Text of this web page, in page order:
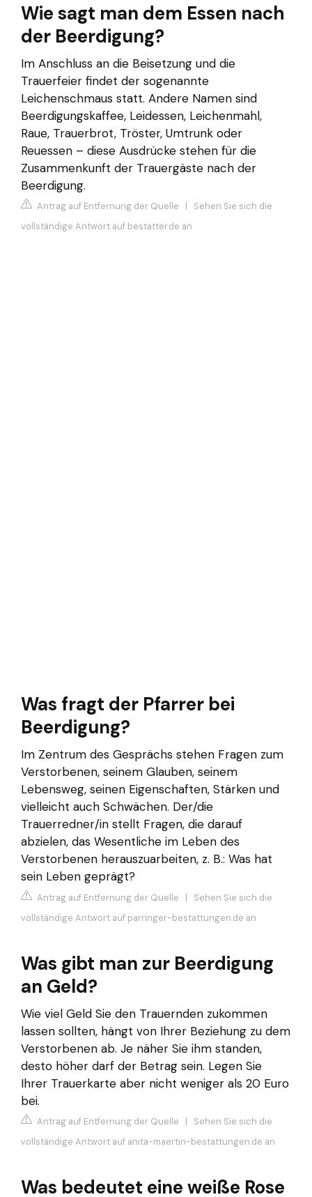
Wie sagt man dem Essen nach
der Beerdigung?
Im Anschluss an die Beisetzung und die
Trauerfeier findet der sogenannte
Leichenschmaus statt. Andere Namen sind
Beerdigungskaffee, Leidessen, Leichenmahl,
Raue, Trauerbrot, Tröster, Umtrunk oder
Reuessen – diese Ausdrücke stehen für die
Zusammenkunft der Trauergäste nach der
Beerdigung.
Antrag auf Entfernung der Quelle | Sehen Sie sich die
vollständige Antwort auf bestatter.de an
Was fragt der Pfarrer bei
Beerdigung?
Im Zentrum des Gesprächs stehen Fragen zum
Verstorbenen, seinem Glauben, seinem
Lebensweg, seinen Eigenschaften, Stärken und
vielleicht auch Schwächen. Der/die
Trauerredner/in stellt Fragen, die darauf
abzielen, das Wesentliche im Leben des
Verstorbenen herauszuarbeiten, z. B.: Was hat
sein Leben geprägt?
Antrag auf Entfernung der Quelle | Sehen Sie sich die
vollständige Antwort auf parringer-bestattungen.de an
Was gibt man zur Beerdigung
an Geld?
Wie viel Geld Sie den Trauernden zukommen
lassen sollten, hängt von Ihrer Beziehung zu dem
Verstorbenen ab. Je näher Sie ihm standen,
desto höher darf der Betrag sein. Legen Sie
Ihrer Trauerkarte aber nicht weniger als 20 Euro
bei.
Antrag auf Entfernung der Quelle | Sehen Sie sich die
vollständige Antwort auf anita-maertin-bestattungen.de an
Was bedeutet eine weiße Rose